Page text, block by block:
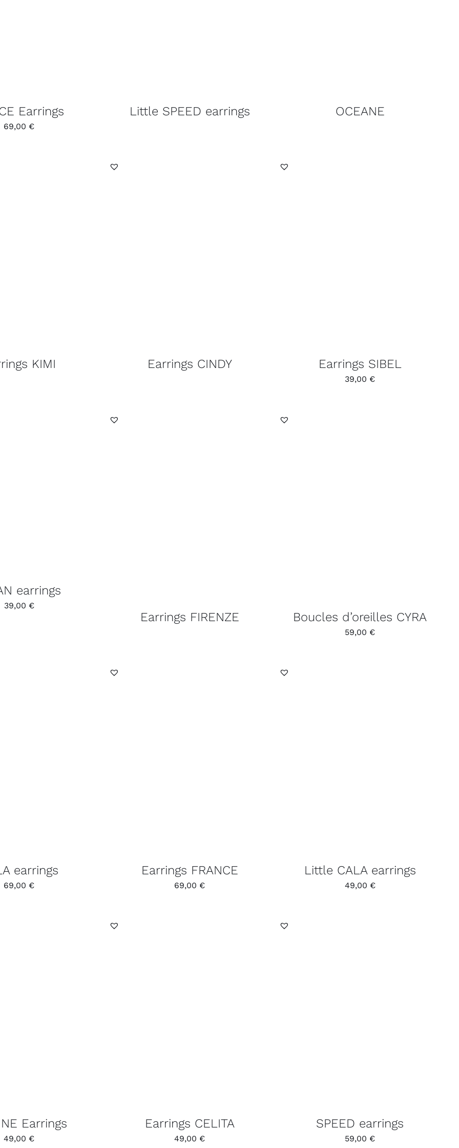
Earrings
69,00 €
Little SPEED earrings OCEANE
KIMI Earrings CINDY Earrings SIBEL
39,00 €
earrings
39,00 €
Earrings FIRENZE Boucles d’oreilles CYRA
59,00 €
earrings
69,00 €
Earrings FRANCE
69,00 €
Little CALA earrings
49,00 €
Earrings
49,00 €
Earrings CELITA
49,00 €
SPEED earrings
59,00 €